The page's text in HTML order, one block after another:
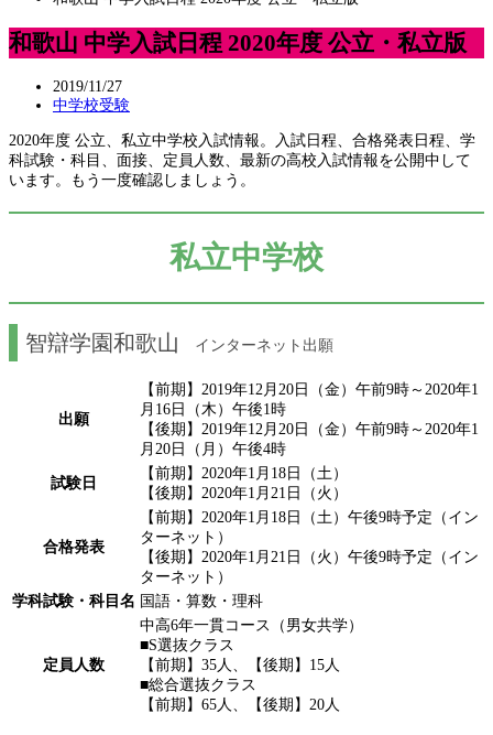
和歌山 中学入試日程 2020年度 公立・私立版
2019/11/27
中学校受験
2020年度 公立、私立中学校入試情報。入試日程、合格発表日程、学
科試験・科目、面接、定員人数、最新の高校入試情報を公開中して
います。もう一度確認しましょう。
私立中学校
智辯学園和歌山 インターネット出願
出願
【前期】2019年12月20日（金）午前9時～2020年1
月16日（木）午後1時
【後期】2019年12月20日（金）午前9時～2020年1
月20日（月）午後4時
試験日
【前期】2020年1月18日（土）
【後期】2020年1月21日（火）
合格発表
【前期】2020年1月18日（土）午後9時予定（イン
ターネット）
【後期】2020年1月21日（火）午後9時予定（イン
ターネット）
学科試験・科目名 国語・算数・理科
定員人数
中高6年一貫コース（男女共学）
■S選抜クラス
【前期】35人、【後期】15人
■総合選抜クラス
【前期】65人、【後期】20人